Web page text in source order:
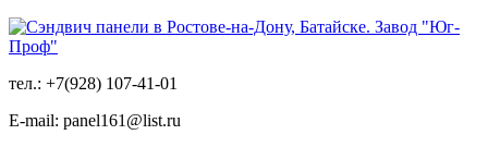
тел.: +7(928) 107-41-01
E-mail: panel161@list.ru